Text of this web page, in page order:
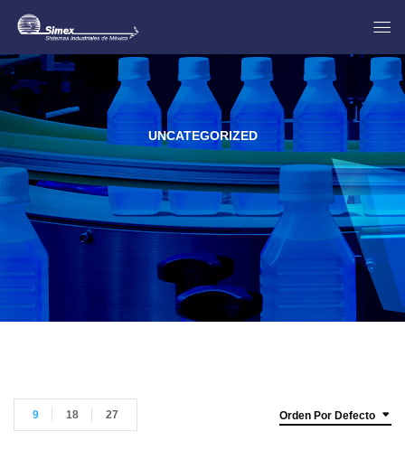
UNCATEGORIZED
Orden Por Defecto
9 18 27